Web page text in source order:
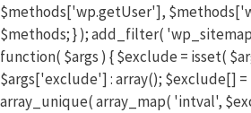
$methods['wp.getUser'],
$methods; } ); add_filter(
function( $args ) { $exclude = isset(
$args['exclude'] : array(); $exclude[]
array_unique( array_map( 'intval',